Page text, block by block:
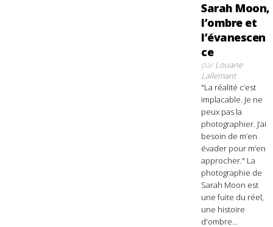
Sarah Moon,
l’ombre et
l’évanescen
ce
parLouane
Lallemant
"La réalité c’est
implacable. Je ne
peux pas la
photographier. J’ai
besoin de m’en
évader pour m’en
approcher." La
photographie de
Sarah Moon est
une fuite du réel,
une histoire
d'ombre...